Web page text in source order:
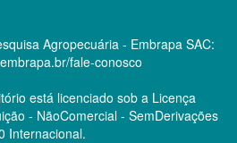
Agropecuária - Embrapa SAC:
fale-conosco
está licenciado sob a Licença
- NãoComercial - SemDerivações
Internacional.